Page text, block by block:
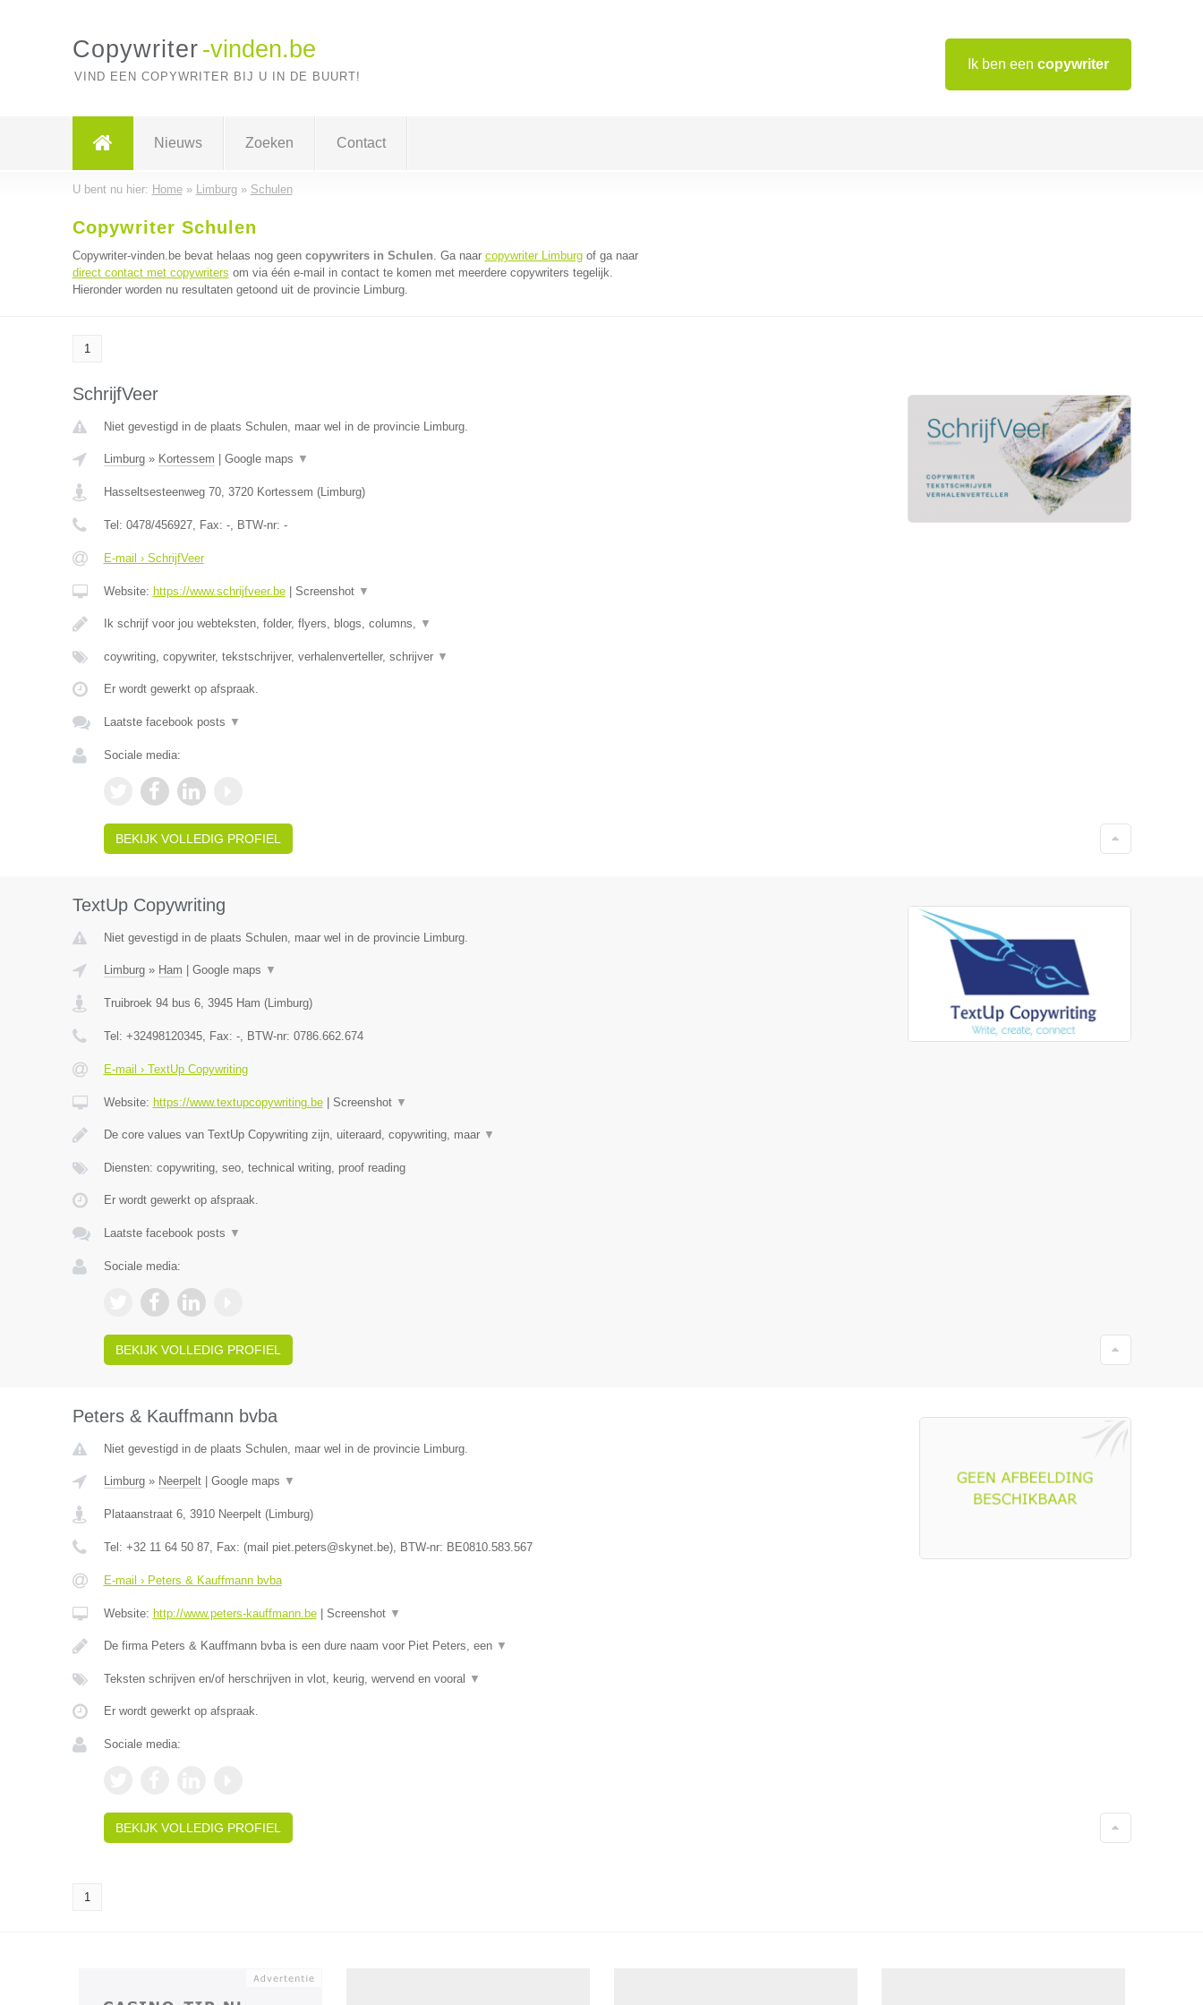
Ik ben een copywriter
Copywriter -vinden.be
VIND EEN COPYWRITER BIJ U IN DE BUURT!
Nieuws Zoeken Contact
U bent nu hier: Home» Limburg» Schulen
Copywriter Schulen
Copywriter-vinden.be bevat helaas nog geen copywriters in Schulen. Ga naar copywriter Limburgof ga naar
direct contact met copywriters om via één e-mail in contact te komen met meerdere copywriters tegelijk.
Hieronder worden nu resultaten getoond uit de provincie Limburg.
1
SchrijfVeer
Niet gevestigd in de plaats Schulen, maar wel in de provincie Limburg.
Limburg» Kortessem Google maps ▼
Hasseltsesteenweg 70, 3720 Kortessem (Limburg)
Tel: 0478/456927, Fax: -, BTW-nr: -
E-mail › SchrijfVeer
Website: https://www.schrijfveer.be| Screenshot ▼
Ik schrijf voor jou webteksten, folder, flyers, blogs, columns, ▼
coywriting, copywriter, tekstschrijver, verhalenverteller, schrijver ▼
Er wordt gewerkt op afspraak.
Laatste facebook posts ▼
Sociale media:
BEKIJK VOLLEDIG PROFIEL
TextUp Copywriting
Niet gevestigd in de plaats Schulen, maar wel in de provincie Limburg.
Limburg» Ham Google maps ▼
Truibroek 94 bus 6, 3945 Ham (Limburg)
Tel: +32498120345, Fax: -, BTW-nr: 0786.662.674
E-mail › TextUp Copywriting
Website: https://www.textupcopywriting.be| Screenshot ▼
De core values van TextUp Copywriting zijn, uiteraard, copywriting, maar ▼
Diensten: copywriting, seo, technical writing, proof reading
Er wordt gewerkt op afspraak.
Laatste facebook posts ▼
Sociale media:
BEKIJK VOLLEDIG PROFIEL
Peters & Kauffmann bvba
Niet gevestigd in de plaats Schulen, maar wel in de provincie Limburg.
Limburg» Neerpelt| Google maps ▼
Plataanstraat 6, 3910 Neerpelt(Limburg)
Tel: +32 11 64 50 87, Fax: (mail piet.peters@skynet.be), BTW-nr: BE0810.583.567
E-mail › Peters & Kauffmann bvba
Website: http://www.peters-kauffmann.be| Screenshot ▼
De firma Peters & Kauffmann bvba is een dure naam voor Piet Peters, een ▼
Teksten schrijven en/of herschrijven in vlot, keurig, wervend en vooral ▼
Er wordt gewerkt op afspraak.
Sociale media:
BEKIJK VOLLEDIG PROFIEL
1